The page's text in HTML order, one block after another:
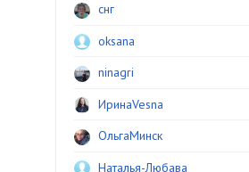
снг
oksana
ninagri
ИринаVesna
ОльгаМинск
Наталья-Любава